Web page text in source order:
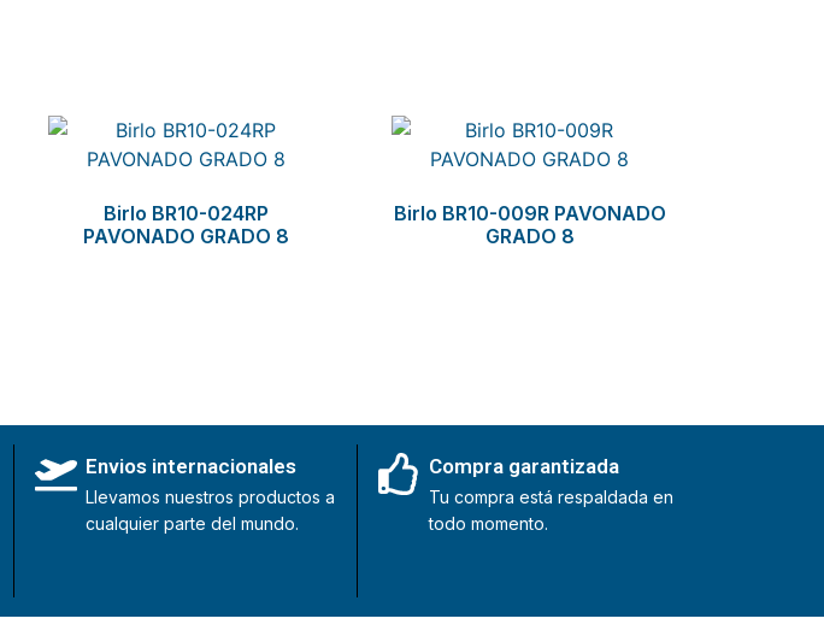
Birlo BR10-024RP
PAVONADO GRADO 8
Birlo BR10-009R PAVONADO
GRADO 8
Envios internacionales
Llevamos nuestros productos a
cualquier parte del mundo.
Compra garantizada
Tu compra está respaldada en
todo momento.